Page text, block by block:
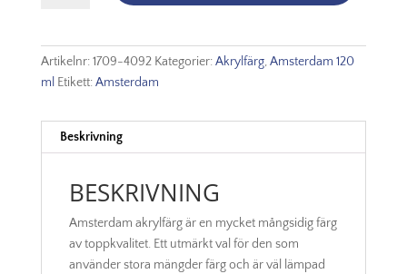
Artikelnr:1709-4092 Kategorier:Akrylfärg,Amsterdam 120
ml Etikett:Amsterdam
Beskrivning
BESKRIVNING
Amsterdam akrylfärg är en mycket mångsidig färg
av toppkvalitet. Ett utmärkt val för den som
använder stora mängder färg och är väl lämpad